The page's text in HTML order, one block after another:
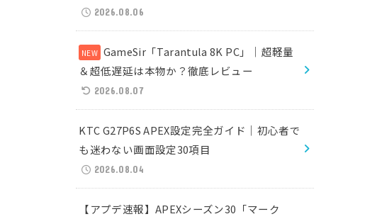
2026.08.06
GameSir「Tarantula 8K PC」｜超軽量
＆超低遅延は本物か？徹底レビュー
2026.08.07
KTC G27P6S APEX設定完全ガイド｜初心者で
も迷わない画面設定30項目
2026.08.04
【アプデ速報】APEXシーズン30「マーク